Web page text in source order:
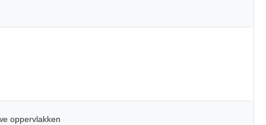
oppervlakken